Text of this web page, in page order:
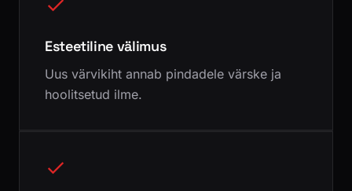
Esteetiline välimus
Uus värvikiht annab pindadele värske ja
hoolitsetud ilme.